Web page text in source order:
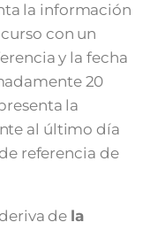
la información
con un
y la fecha
20
la
al último día
referencia de
de la